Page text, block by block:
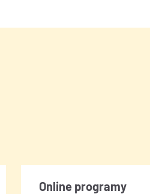
Online programy